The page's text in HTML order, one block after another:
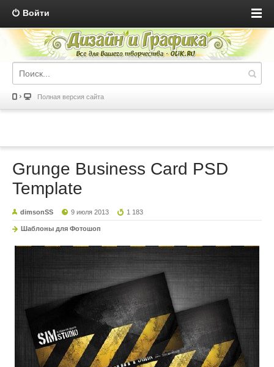
Войти
Полная версия сайта
Grunge Business Card PSD
Template
dimsonSS 9 июля 2013 1 183
Шаблоны для Фотошоп